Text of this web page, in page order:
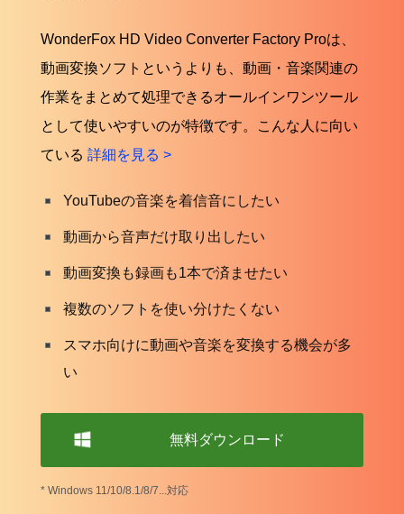
WonderFox HD Video Converter Factory Proは、
動画変換ソフトというよりも、動画・音楽関連の
作業をまとめて処理できるオールインワンツール
として使いやすいのが特徴です。こんな人に向い
ている 詳細を見る >
YouTubeの音楽を着信音にしたい
動画から音声だけ取り出したい
動画変換も録画も1本で済ませたい
複数のソフトを使い分けたくない
スマホ向けに動画や音楽を変換する機会が多
い
無料ダウンロード
* Windows 11/10/8.1/8/7...対応